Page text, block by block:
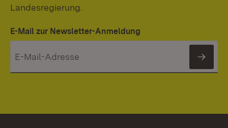
Landesregierung.
E-Mail zur Newsletter-Anmeldung